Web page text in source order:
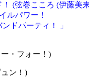
(弦巻こころ (伊藤美
ルパワー！
ドパーティ！ 」
・フォー！)
ン！)